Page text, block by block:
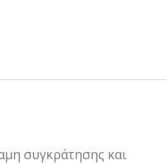
συγκράτησης και